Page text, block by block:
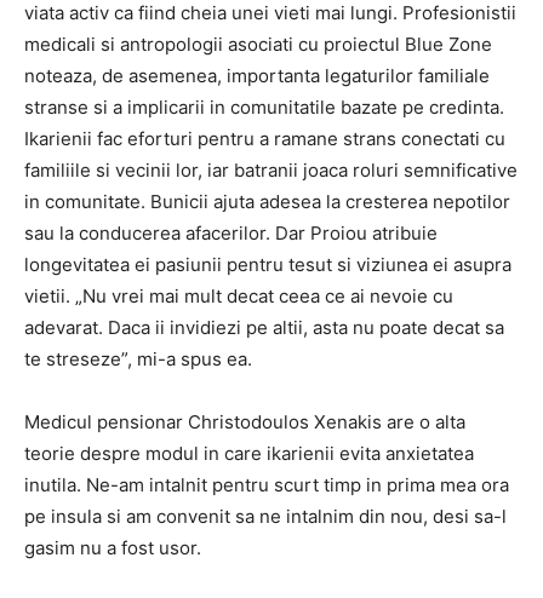
viata activ ca fiind cheia unei vieti mai lungi. Profesionistii
medicali si antropologii asociati cu proiectul Blue Zone
noteaza, de asemenea, importanta legaturilor familiale
stranse si a implicarii in comunitatile bazate pe credinta.
Ikarienii fac eforturi pentru a ramane strans conectati cu
familiile si vecinii lor, iar batranii joaca roluri semnificative
in comunitate. Bunicii ajuta adesea la cresterea nepotilor
sau la conducerea afacerilor. Dar Proiou atribuie
longevitatea ei pasiunii pentru tesut si viziunea ei asupra
vietii. „Nu vrei mai mult decat ceea ce ai nevoie cu
adevarat. Daca ii invidiezi pe altii, asta nu poate decat sa
te streseze”, mi-a spus ea.
Medicul pensionar Christodoulos Xenakis are o alta
teorie despre modul in care ikarienii evita anxietatea
inutila. Ne-am intalnit pentru scurt timp in prima mea ora
pe insula si am convenit sa ne intalnim din nou, desi sa-l
gasim nu a fost usor.